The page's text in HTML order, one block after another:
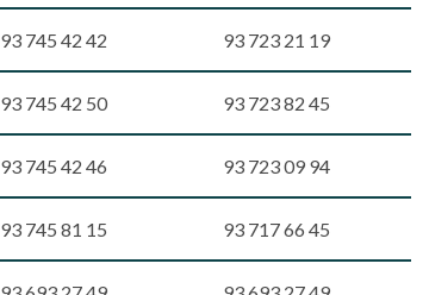
93 745 42 42 93 723 21 19
93 745 42 50 93 723 82 45
93 745 42 46 93 723 09 94
93 745 81 15 93 717 66 45